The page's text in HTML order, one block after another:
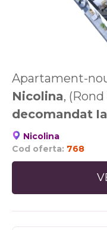
Apartament-
Nicolina,
decomandat
Nicolina
Cod oferta: 768